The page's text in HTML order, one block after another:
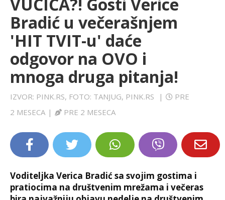
LIFESTYLE
EXTRA
Bradić u večerašnjem
'HIT TVIT-u' daće
odgovor na OVO i
mnoga druga pitanja!
IZVOR: PINK.RS, FOTO: TANJUG, PINK.RS |
PRE
2 MESECA | PRE 2 MESECA
Voditeljka Verica Bradić sa svojim gostima i
pratiocima na društvenim mrežama i večeras